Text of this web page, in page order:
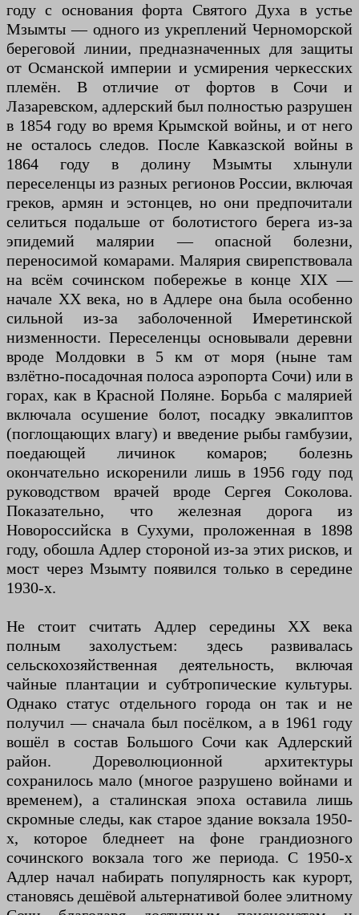
году с основания форта Святого Духа в устье
Мзымты — одного из укреплений Черноморской
береговой линии, предназначенных для защиты
от Османской империи и усмирения черкесских
племён. В отличие от фортов в Сочи и
Лазаревском, адлерский был полностью разрушен
в 1854 году во время Крымской войны, и от него
не осталось следов. После Кавказской войны в
1864 году в долину Мзымты хлынули
переселенцы из разных регионов России, включая
греков, армян и эстонцев, но они предпочитали
селиться подальше от болотистого берега из-за
эпидемий малярии — опасной болезни,
переносимой комарами. Малярия свирепствовала
на всём сочинском побережье в конце XIX —
начале XX века, но в Адлере она была особенно
сильной из-за заболоченной Имеретинской
низменности. Переселенцы основывали деревни
вроде Молдовки в 5 км от моря (ныне там
взлётно-посадочная полоса аэропорта Сочи) или в
горах, как в Красной Поляне. Борьба с малярией
включала осушение болот, посадку эвкалиптов
(поглощающих влагу) и введение рыбы гамбузии,
поедающей личинок комаров; болезнь
окончательно искоренили лишь в 1956 году под
руководством врачей вроде Сергея Соколова.
Показательно, что железная дорога из
Новороссийска в Сухуми, проложенная в 1898
году, обошла Адлер стороной из-за этих рисков, и
мост через Мзымту появился только в середине
1930-х.
Не стоит считать Адлер середины XX века
полным захолустьем: здесь развивалась
сельскохозяйственная деятельность, включая
чайные плантации и субтропические культуры.
Однако статус отдельного города он так и не
получил — сначала был посёлком, а в 1961 году
вошёл в состав Большого Сочи как Адлерский
район. Дореволюционной архитектуры
сохранилось мало (многое разрушено войнами и
временем), а сталинская эпоха оставила лишь
скромные следы, как старое здание вокзала 1950-
х, которое бледнеет на фоне грандиозного
сочинского вокзала того же периода. С 1950-х
Адлер начал набирать популярность как курорт,
становясь дешёвой альтернативой более элитному